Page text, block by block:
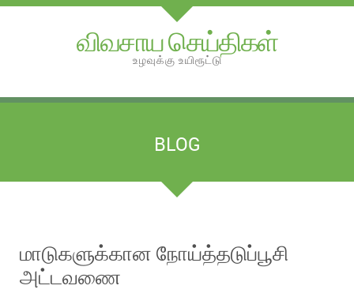
விவசாய செய்திகள்
உழவுக்கு உயிரூட்டு
BLOG
மாடுகளுக்கான நோய்த்தடுப்பூசி
அட்டவணை